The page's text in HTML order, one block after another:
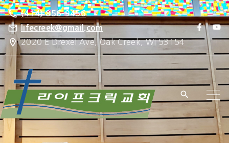
S
k
i
p
t
o
c
o
n
(414) 856-9456
lifecreek@gmail.com
2020 E Drexel Ave, Oak Creek, WI 53154
f
a
c
e
b
k
y
u
b